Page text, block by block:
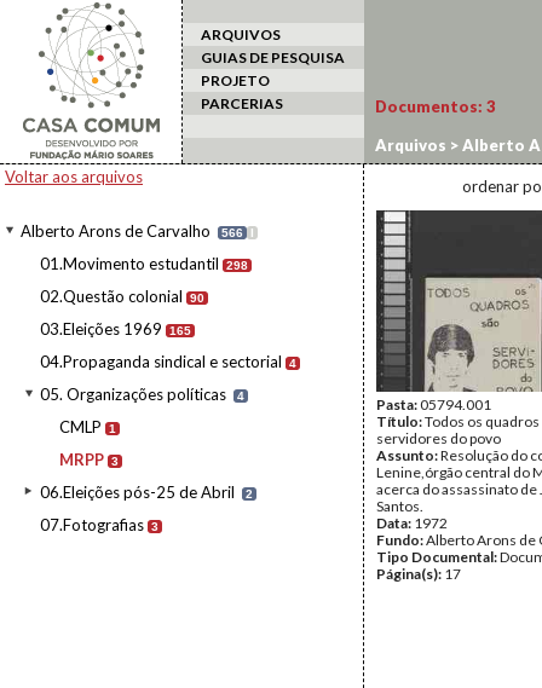
ARQUIVOS
GUIAS DE PESQUISA
PROJETO
PARCERIAS
Voltar aos arquivos
Alberto Arons de Carvalho 566 I
01.Movimento estudantil 298
02.Questão colonial 90
03.Eleições 1969 165
04.Propaganda sindical e sectorial 4
05. Organizações políticas 4
CMLP 1
MRPP 3
06.Eleições pós-25 de Abril 2
07.Fotografias 3
Documentos: 3
Arquivos >Alberto
ordenar
Pasta:05794.001
Título:Todos os quadros
servidores do povo
Assunto:Resolução do
Lenine,órgão central do
acerca do assassinato de
Santos.
Data: 1972
Fundo:Alberto Arons de
Tipo Documental:
Página(s): 17